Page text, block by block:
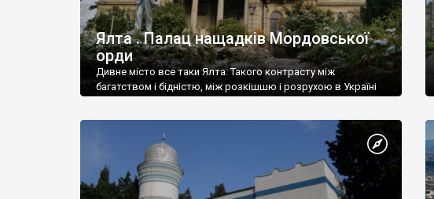
Ялта . Палац нащадків Мордовської
орди
Дивне місто все таки Ялта. Такого контрасту між
багатством і бідністю, між розкішшю і розрухою в Україні